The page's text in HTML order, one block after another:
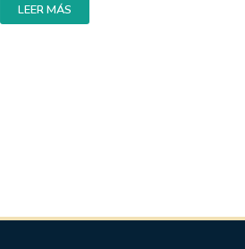
LEER MÁS